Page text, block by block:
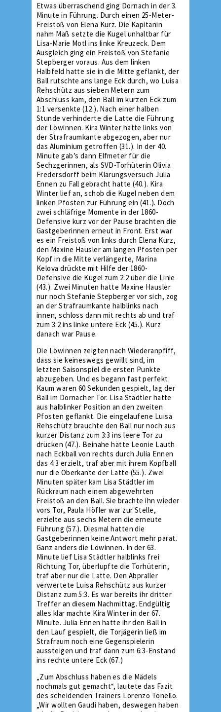
Etwas überraschend ging Dornach in der 3.
Minute in Führung. Durch einen 25-Meter-
Freistoß von Elena Kurz. Die Kapitänin
nahm Maß setzte die Kugel unhaltbar für
Lisa-Marie Motl ins linke Kreuzeck. Dem
Ausgleich ging ein Freistoß von Stefanie
Stepberger voraus. Aus dem linken
Halbfeld hatte sie in die Mitte geflankt, der
Ball rutschte ans lange Eck durch, wo Luisa
Rehschütz aus sieben Metern zum
Abschluss kam, den Ball im kurzen Eck zum
1:1 versenkte (12.). Nach einer halben
Stunde verhinderte die Latte die Führung
der Löwinnen. Kira Winter hatte links von
der Strafraumkante abgezogen, aber nur
das Aluminium getroffen (31.). In der 40.
Minute gab’s dann Elfmeter für die
Sechzgerinnen, als SVD-Torhüterin Olivia
Fredersdorff beim Klärungsversuch Julia
Ennen zu Fall gebracht hatte (40.). Kira
Winter lief an, schob die Kugel neben dem
linken Pfosten zur Führung ein (41.). Doch
zwei schläfrige Momente in der 1860-
Defensive kurz vor der Pause brachten die
Gastgeberinnen erneut in Front. Erst war
es ein Freistoß von links durch Elena Kurz,
den Maxine Hausler am langen Pfosten per
Kopf in die Mitte verlängerte, Marina
Kelova drückte mit Hilfe der 1860-
Defensive die Kugel zum 2:2 über die Linie
(43.). Zwei Minuten hatte Maxine Hausler
nur noch Stefanie Stepberger vor sich, zog
an der Strafraumkante halblinks nach
innen, schloss dann mit rechts ab und traf
zum 3:2 ins linke untere Eck (45.). Kurz
danach war Pause.
Die Löwinnen zeigten nach Wiederanpfiff,
dass sie keineswegs gewillt sind, im
letzten Saisonspiel die ersten Punkte
abzugeben. Und es begann fast perfekt.
Kaum waren 60 Sekunden gespielt, lag der
Ball im Dornacher Tor. Lisa Städtler hatte
aus halblinker Position an den zweiten
Pfosten geflankt. Die eingelaufene Luisa
Rehschütz brauchte den Ball nur noch aus
kurzer Distanz zum 3:3 ins leere Tor zu
drücken (47.). Beinahe hätte Leonie Lauth
nach Eckball von rechts durch Julia Ennen
das 4:3 erzielt, traf aber mit ihrem Kopfball
nur die Oberkante der Latte (55.). Zwei
Minuten später kam Lisa Städtler im
Rückraum nach einem abgewehrten
Freistoß an den Ball. Sie brachte ihn wieder
vors Tor, Paula Höfler war zur Stelle,
erzielte aus sechs Metern die erneute
Führung (57.). Diesmal hatten die
Gastgeberinnen keine Antwort mehr parat.
Ganz anders die Löwinnen. In der 63.
Minute lief Lisa Städtler halblinks frei
Richtung Tor, überlupfte die Torhüterin,
traf aber nur die Latte. Den Abpraller
verwertete Luisa Rehschütz aus kurzer
Distanz zum 5:3. Es war bereits ihr dritter
Treffer an diesem Nachmittag. Endgültig
alles klar machte Kira Winter in der 67.
Minute. Julia Ennen hatte ihr den Ball in
den Lauf gespielt, die Torjägerin ließ im
Strafraum noch eine Gegenspielerin
aussteigen und traf dann zum 6:3-Enstand
ins rechte untere Eck (67.)
„Zum Abschluss haben es die Mädels
nochmals gut gemacht“, lautete das Fazit
des scheidenden Trainers Lorenzo Tonello.
„Wir wollten Gaudi haben, deswegen haben